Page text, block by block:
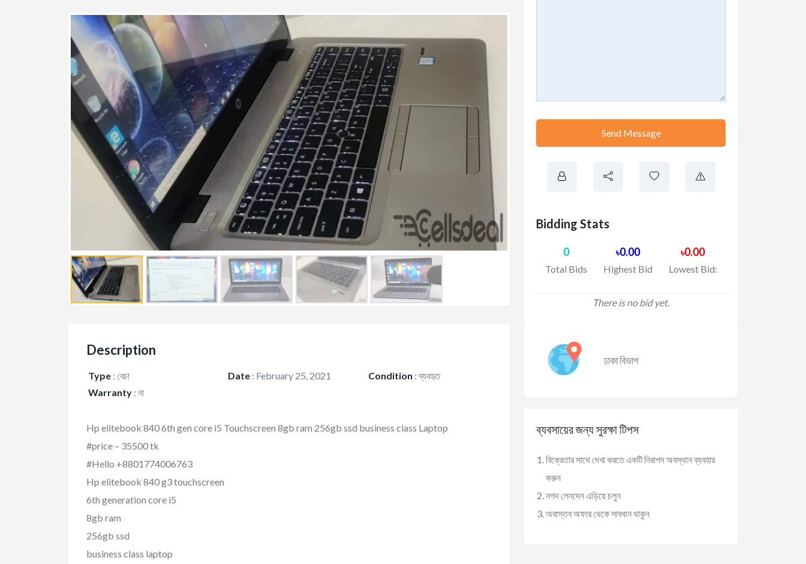
Description
Type : বেচা Date : February 25, 2021 Condition :ব্যবহৃত
Warranty : না
Hp elitebook 840 6th gen core i5 Touchscreen 8gb ram 256gb ssd business class Laptop
#price – 35500 tk
#Hello +8801774006763
Hp elitebook 840 g3 touchscreen
6th generation core i5
8gb ram
256gb ssd
business class laptop
Send Message
Bidding Stats
0
Total Bids
৳0.00
Highest Bid
৳0.00
Lowest Bid:
There is no bid yet.
ঢাকা বিভাগ
ব্যবসায়ের জন্য সুরক্ষা টিপস
বিক্রেতার সাথে দেখা করতে একটি নিরাপদ অবস্থান ব্যবহার
করুন
নগদ লেনদেন এড়িয়ে চলুন
অবাস্তব অফার থেকে সাবধান থাকুন